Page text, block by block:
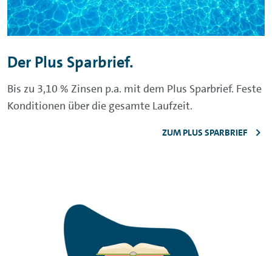
Der Plus Sparbrief.
Bis zu 3,10 % Zinsen p.a. mit dem Plus Sparbrief. Feste
Konditionen über die gesamte Laufzeit.
ZUM PLUS SPARBRIEF